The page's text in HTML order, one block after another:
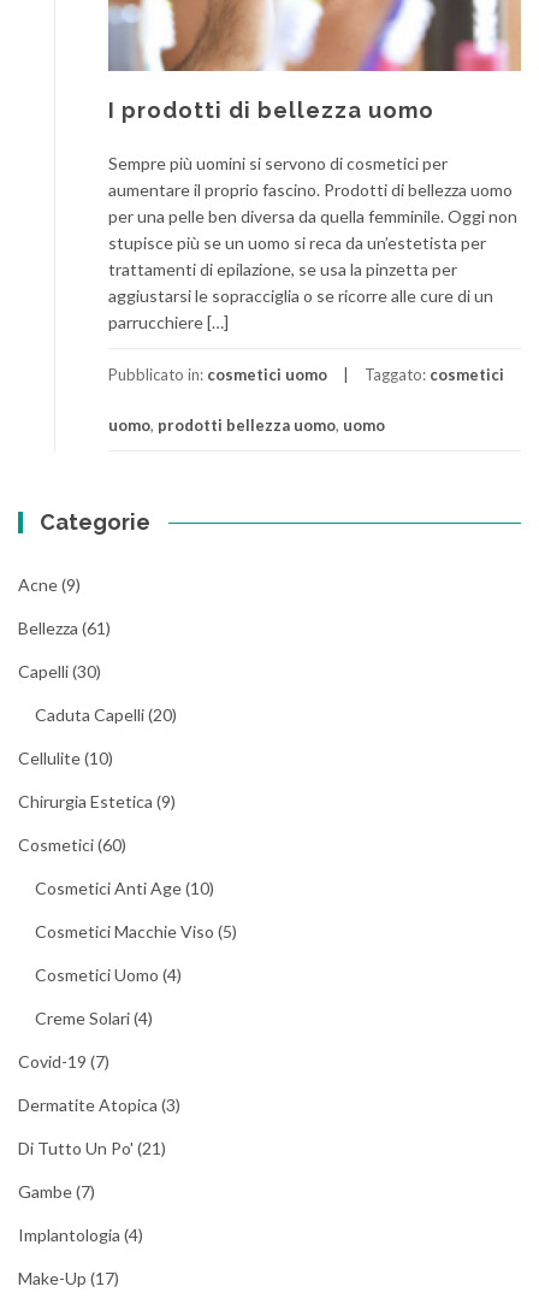
I prodotti di bellezza uomo
Sempre più uomini si servono di cosmetici per
aumentare il proprio fascino. Prodotti di bellezza uomo
per una pelle ben diversa da quella femminile. Oggi non
stupisce più se un uomo si reca da un’estetista per
trattamenti di epilazione, se usa la pinzetta per
aggiustarsi le sopracciglia o se ricorre alle cure di un
parrucchiere […]
Pubblicato in: cosmetici uomo Taggato: cosmetici
uomo, prodotti bellezza uomo, uomo
Categorie
Acne(9)
Bellezza (61)
Capelli(30)
Caduta Capelli(20)
Cellulite(10)
Chirurgia Estetica (9)
Cosmetici(60)
Cosmetici Anti Age(10)
Cosmetici Macchie Viso (5)
Cosmetici Uomo (4)
Creme Solari(4)
Covid-19 (7)
Dermatite Atopica (3)
Di Tutto Un Po' (21)
Gambe(7)
Implantologia (4)
Make-Up (17)